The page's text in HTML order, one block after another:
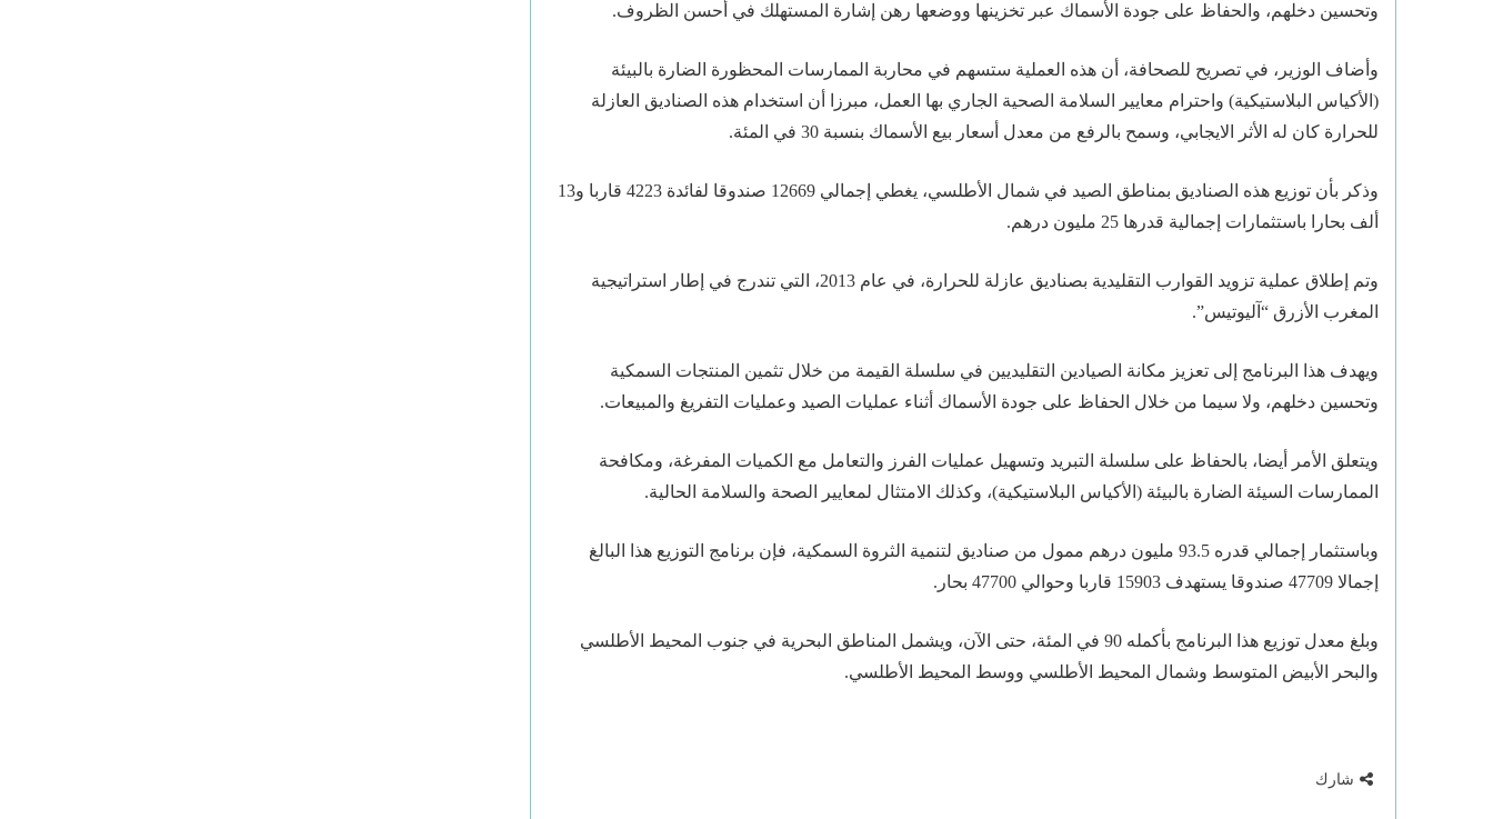
وتحسين دخلهم، والحفاظ على جودة الأسماك عبر تخزينها ووضعها رهن إشارة المستهلك في أحسن الظروف.
وأضاف الوزير، في تصريح للصحافة، أن هذه العملية ستسهم في محاربة الممارسات المحظورة الضارة بالبيئة
(الأكياس البلاستيكية) واحترام معايير السلامة الصحية الجاري بها العمل، مبرزا أن استخدام هذه الصناديق العازلة
للحرارة كان له الأثر الايجابي، وسمح بالرفع من معدل أسعار بيع الأسماك بنسبة 30 في المئة.
وذكر بأن توزيع هذه الصناديق بمناطق الصيد في شمال الأطلسي، يغطي إجمالي 12669 صندوقا لفائدة 4223 قاربا و13
ألف بحارا باستثمارات إجمالية قدرها 25 مليون درهم.
وتم إطلاق عملية تزويد القوارب التقليدية بصناديق عازلة للحرارة، في عام 2013، التي تندرج في إطار استراتيجية
المغرب الأزرق “آليوتيس”.
ويهدف هذا البرنامج إلى تعزيز مكانة الصيادين التقليديين في سلسلة القيمة من خلال تثمين المنتجات السمكية
وتحسين دخلهم، ولا سيما من خلال الحفاظ على جودة الأسماك أثناء عمليات الصيد وعمليات التفريغ والمبيعات.
ويتعلق الأمر أيضا، بالحفاظ على سلسلة التبريد وتسهيل عمليات الفرز والتعامل مع الكميات المفرغة، ومكافحة
الممارسات السيئة الضارة بالبيئة (الأكياس البلاستيكية)، وكذلك الامتثال لمعايير الصحة والسلامة الحالية.
وباستثمار إجمالي قدره 93.5 مليون درهم ممول من صناديق لتنمية الثروة السمكية، فإن برنامج التوزيع هذا البالغ
إجمالا 47709 صندوقا يستهدف 15903 قاربا وحوالي 47700 بحار.
وبلغ معدل توزيع هذا البرنامج بأكمله 90 في المئة، حتى الآن، ويشمل المناطق البحرية في جنوب المحيط الأطلسي
والبحر الأبيض المتوسط وشمال المحيط الأطلسي ووسط المحيط الأطلسي.
شارك